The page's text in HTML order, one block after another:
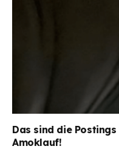
Das sind die
Amoklauf!